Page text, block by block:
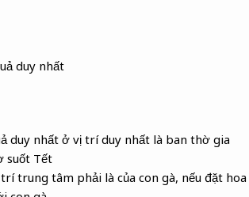
duy nhất
duy nhất ở vị trí duy nhất là ban thờ gia
suốt Tết
trung tâm phải là của con gà, nếu đặt hoa